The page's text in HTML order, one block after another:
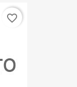
favorite_border